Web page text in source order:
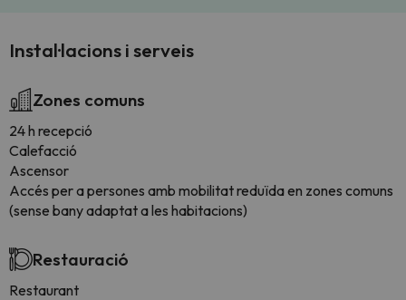
Instal·lacions i serveis
Zones comuns
24 h recepció
Calefacció
Ascensor
Accés per a persones amb mobilitat reduïda en zones comuns
(sense bany adaptat a les habitacions)
Restauració
Restaurant